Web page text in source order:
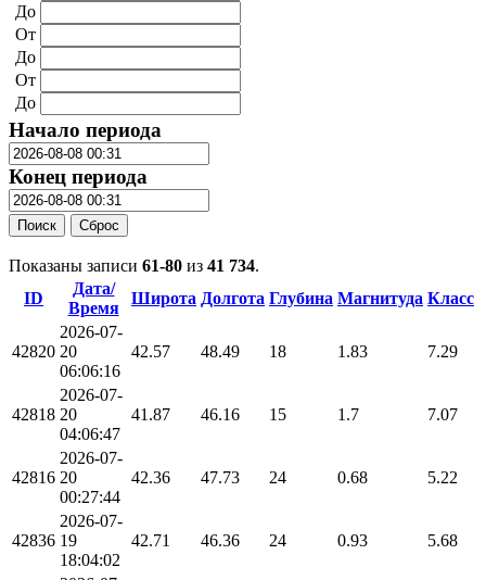
До
От
До
От
До
Начало периода
Конец периода
Поиск Сброс
Показаны записи 61-80 из 41 734.
ID
Дата/
Время
Широта Долгота Глубина Магнитуда Класс
42820
2026-07-
20
06:06:16
42.57 48.49 18 1.83 7.29
42818
2026-07-
20
04:06:47
41.87 46.16 15 1.7 7.07
42816
2026-07-
20
00:27:44
42.36 47.73 24 0.68 5.22
42836
2026-07-
19
18:04:02
42.71 46.36 24 0.93 5.68